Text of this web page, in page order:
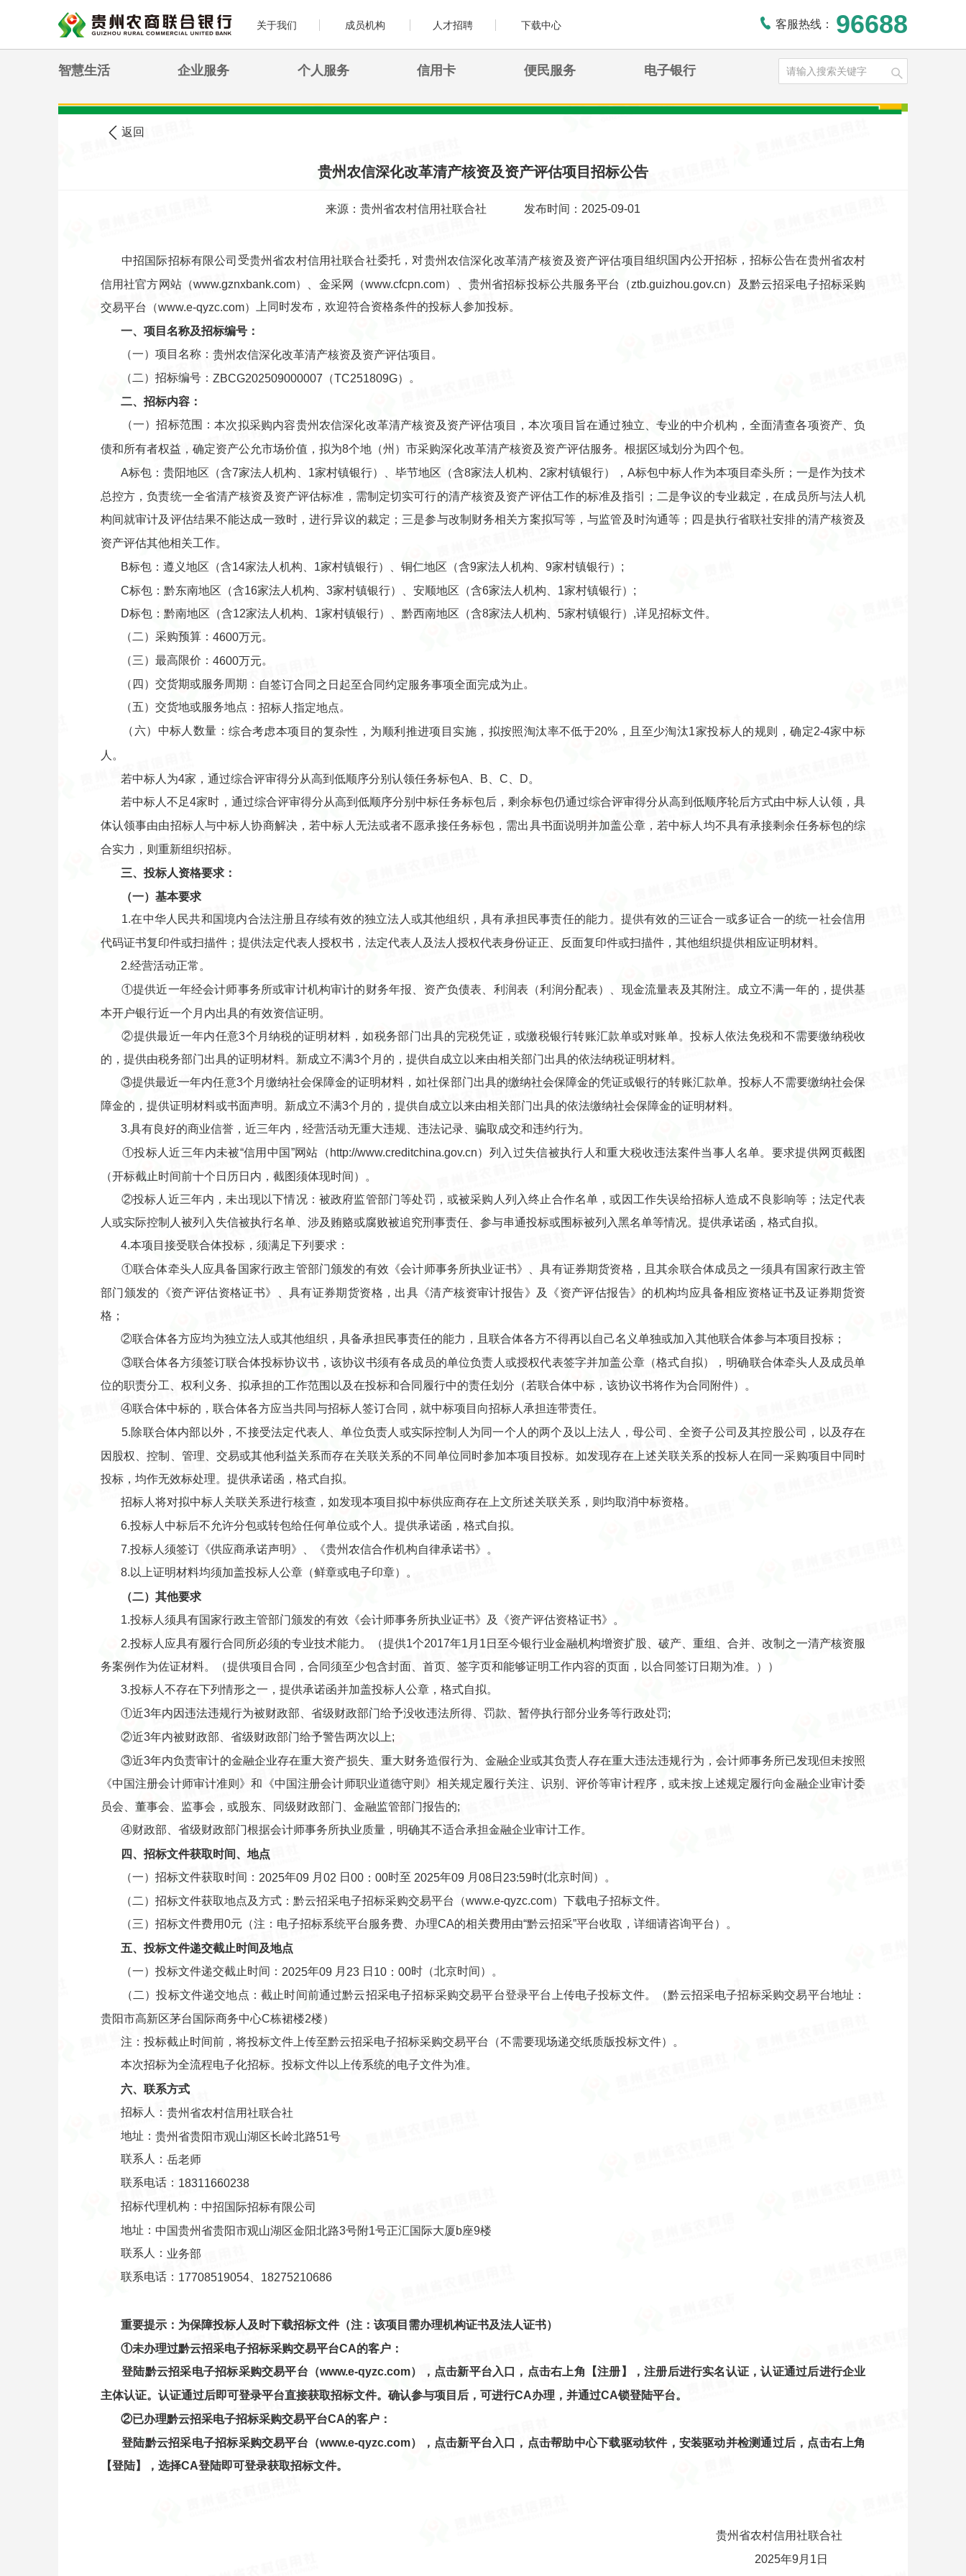
关于我们 成员机构 人才招聘 下载中心 客服热线： 96688
智慧生活 企业服务 个人服务 信用卡 便民服务 电子银行
您现在的位置: 农信公告
返回
贵州农信深化改革清产核资及资产评估项目招标公告
来源：贵州省农村信用社联合社 发布时间：2025-09-01
中招国际招标有限公司 受贵州省农村信用社联合社委托，对贵州农信深化改革清产核资及资产评估项目组织国内公开招标，招标公告在贵州省农村
信用社官方网站（www.gznxbank.com）、金采网（www.cfcpn.com）、贵州省招标投标公共服务平台（ztb.guizhou.gov.cn）
及黔云招采电子招标采购
交易平台（www.e-qyzc.com）
上同时发布，欢迎符合资格条件的投标人参加投标。
一、项目名称及招标编号：
（一）项目名称： 贵州农信深化改革清产核资及资产评估项目 。
（二）招标编号： ZBCG202509000007 （TC251809G）
。
二、招标内容：
（一）招标范围：本次拟采购内容贵州农信深化改革清产核资及资产评估项目，本次项目旨在通过独立、专业的中介机构，全面清查各项资产、负
债和所有者权益，确定资产公允市场价值，拟为8个地（州）市采购深化改革清产核资及资产评估服务。根据区域划分为四个包。
A标包：贵阳地区（含7家法人机构、1家村镇银行）、毕节地区（含8家法人机构、2家村镇银行），A标包中标人作为本项目牵头所；一是作为技术
总控方，负责统一全省清产核资及资产评估标准，需制定切实可行的清产核资及资产评估工作的标准及指引；二是争议的专业裁定，在成员所与法人机
构间就审计及评估结果不能达成一致时，进行异议的裁定；三是参与改制财务相关方案拟写等，与监管及时沟通等；四是执行省联社安排的清产核资及
资产评估其他相关工作。
B标包：遵义地区（含14家法人机构、1家村镇银行）、铜仁地区（含9家法人机构、9家村镇银行）;
C标包：黔东南地区（含16家法人机构、3家村镇银行）、安顺地区（含6家法人机构、1家村镇银行）;
D标包：黔南地区（含12家法人机构、1家村镇银行）、黔西南地区（含8家法人机构、5家村镇银行）,详见招标文件。
（二）采购预算： 4600万元。
（三）最高限价： 4600万元。
（四）交货期或服务周期： 自签订合同之日起至合同约定服务事项全面完成为止 。
（五）交货地或服务地点： 招标人指定地点。
（六）中标人数量：综合考虑本项目的复杂性，为顺利推进项目实施，拟按照淘汰率不低于20%，且至少淘汰1家投标人的规则，确定2-4家中标
人。
若中标人为4家，通过综合评审得分从高到低顺序分别认领任务标包A、B、C、D。
若中标人不足4家时，通过综合评审得分从高到低顺序分别中标任务标包后，剩余标包仍通过综合评审得分从高到低顺序轮后方式由中标人认领，具
体认领事由由招标人与中标人协商解决，若中标人无法或者不愿承接任务标包，需出具书面说明并加盖公章，若中标人均不具有承接剩余任务标包的综
合实力，则重新组织招标。
三、投标人资格要求：
（一）基本要求
1.在中华人民共和国境内合法注册且存续有效的独立法人或其他组织，具有承担民事责任的能力。提供有效的三证合一或多证合一的统一社会信用
代码证书复印件或扫描件；提供法定代表人授权书，法定代表人及法人授权代表身份证正、反面复印件或扫描件，其他组织提供相应证明材料。
2.经营活动正常。
①提供近一年经会计师事务所或审计机构审计的财务年报、资产负债表、利润表（利润分配表）、现金流量表及其附注。成立不满一年的，提供基
本开户银行近一个月内出具的有效资信证明。
②提供最近一年内任意3个月纳税的证明材料，如税务部门出具的完税凭证，或缴税银行转账汇款单或对账单。投标人依法免税和不需要缴纳税收
的，提供由税务部门出具的证明材料。新成立不满3个月的，提供自成立以来由相关部门出具的依法纳税证明材料。
③提供最近一年内任意3个月缴纳社会保障金的证明材料，如社保部门出具的缴纳社会保障金的凭证或银行的转账汇款单。投标人不需要缴纳社会保
障金的，提供证明材料或书面声明。新成立不满3个月的，提供自成立以来由相关部门出具的依法缴纳社会保障金的证明材料。
3.具有良好的商业信誉，近三年内，经营活动无重大违规、违法记录、骗取成交和违约行为。
①投标人近三年内未被“信用中国”网站（http://www.creditchina.gov.cn）列入过失信被执行人和重大税收违法案件当事人名单。要求提供网页截图
（开标截止时间前十个日历日内，截图须体现时间）。
②投标人近三年内，未出现以下情况：被政府监管部门等处罚，或被采购人列入终止合作名单，或因工作失误给招标人造成不良影响等；法定代表
人或实际控制人被列入失信被执行名单、涉及贿赂或腐败被追究刑事责任、参与串通投标或围标被列入黑名单等情况。提供承诺函，格式自拟。
4.本项目接受联合体投标，须满足下列要求：
①联合体牵头人应具备国家行政主管部门颁发的有效《会计师事务所执业证书》、具有证券期货资格，且其余联合体成员之一须具有国家行政主管
部门颁发的《资产评估资格证书》、具有证券期货资格，出具《清产核资审计报告》及《资产评估报告》的机构均应具备相应资格证书及证券期货资
格；
②联合体各方应均为独立法人或其他组织，具备承担民事责任的能力，且联合体各方不得再以自己名义单独或加入其他联合体参与本项目投标；
③联合体各方须签订联合体投标协议书，该协议书须有各成员的单位负责人或授权代表签字并加盖公章（格式自拟），明确联合体牵头人及成员单
位的职责分工、权利义务、拟承担的工作范围以及在投标和合同履行中的责任划分（若联合体中标，该协议书将作为合同附件）。
④联合体中标的，联合体各方应当共同与招标人签订合同，就中标项目向招标人承担连带责任。
5.除联合体内部以外，不接受法定代表人、单位负责人或实际控制人为同一个人的两个及以上法人，母公司、全资子公司及其控股公司，以及存在
因股权、控制、管理、交易或其他利益关系而存在关联关系的不同单位同时参加本项目投标。如发现存在上述关联关系的投标人在同一采购项目中同时
投标，均作无效标处理。提供承诺函，格式自拟。
招标人将对拟中标人关联关系进行核查，如发现本项目拟中标供应商存在上文所述关联关系，则均取消中标资格。
6.投标人中标后不允许分包或转包给任何单位或个人。提供承诺函，格式自拟。
7.投标人须签订《供应商承诺声明》、《贵州农信合作机构自律承诺书》。
8.以上证明材料均须加盖投标人公章（鲜章或电子印章）。
（二）其他要求
1.投标人须具有国家行政主管部门颁发的有效《会计师事务所执业证书》及《资产评估资格证书》。
2.投标人应具有履行合同所必须的专业技术能力。（提供1个2017年1月1日至今银行业金融机构增资扩股、破产、重组、合并、改制之一清产核资服
务案例作为佐证材料。（提供项目合同，合同须至少包含封面、首页、签字页和能够证明工作内容的页面，以合同签订日期为准。））
3.投标人不存在下列情形之一，提供承诺函并加盖投标人公章，格式自拟。
①近3年内因违法违规行为被财政部、省级财政部门给予没收违法所得、罚款、暂停执行部分业务等行政处罚;
②近3年内被财政部、省级财政部门给予警告两次以上;
③近3年内负责审计的金融企业存在重大资产损失、重大财务造假行为、金融企业或其负责人存在重大违法违规行为，会计师事务所已发现但未按照
《中国注册会计师审计准则》和《中国注册会计师职业道德守则》相关规定履行关注、识别、评价等审计程序，或未按上述规定履行向金融企业审计委
员会、董事会、监事会，或股东、同级财政部门、金融监管部门报告的;
④财政部、省级财政部门根据会计师事务所执业质量，明确其不适合承担金融企业审计工作。
四、招标文件获取时间、地点
（一）招标文件获取时间： 2025年09 月 02 日 00：00时至 2025年09 月 08日 23:59时(北京时间）。
（二）招标文件获取地点及方式：黔云招采电子招标采购交易平台（www.e-qyzc.com）下载电子招标文件。
（三）招标文件费用0元（注：电子招标系统平台服务费、办理CA的相关费用由“黔云招采”平台收取，详细请咨询平台）。
五、投标文件递交截止时间及地点
（一）投标文件递交截止时间： 2025年09 月 23 日 10：00时（北京时间）。
（二）投标文件递交地点：截止时间前通过黔云招采电子招标采购交易平台登录平台上传电子投标文件。（黔云招采电子招标采购交易平台地址：
贵阳市高新区茅台国际商务中心C栋裙楼2楼）
注：投标截止时间前，将投标文件上传至黔云招采电子招标采购交易平台（不需要现场递交纸质版投标文件）。
本次招标为全流程电子化招标。投标文件以上传系统的电子文件为准。
六、 联系方式
招标人： 贵州省农村信用社联合社
地址： 贵州省贵阳市观山湖区长岭北路51号
联系人： 岳老师
联系电话： 18311660238
招标代理机构： 中招国际招标有限公司
地址： 中国贵州省贵阳市观山湖区金阳北路3号附1号正汇国际大厦b座9楼
联系人： 业务部
联系电话： 17708519054、18275210686
重要提示：为保障投标人及时下载招标文件（注：该项目需办理机构证书及法人证书）
①未办理过黔云招采电子招标采购交易平台CA的客户：
登陆黔云招采电子招标采购交易平台 （www.e-qyzc.com），点击新平台入口，点击右上角【注册】，注册后进行实名认证，认证通过后进行企业
主体认证。认证通过后即可登录平台直接获取招标文件。确认参与项目后，可进行CA办理，并通过CA锁登陆平台。
②已办理黔云招采电子招标采购交易平台CA的客户：
登陆黔云招采电子招标采购交易平台 （www.e-qyzc.com），点击新平台入口，点击帮助中心下载驱动软件，安装驱动并检测通过后，点击右上角
【登陆】，选择CA登陆即可登录获取招标文件。
贵州省农村信用社联合社
2025年9月1日